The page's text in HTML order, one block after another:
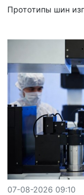
Прототипы шин
07-08-2026 09:10